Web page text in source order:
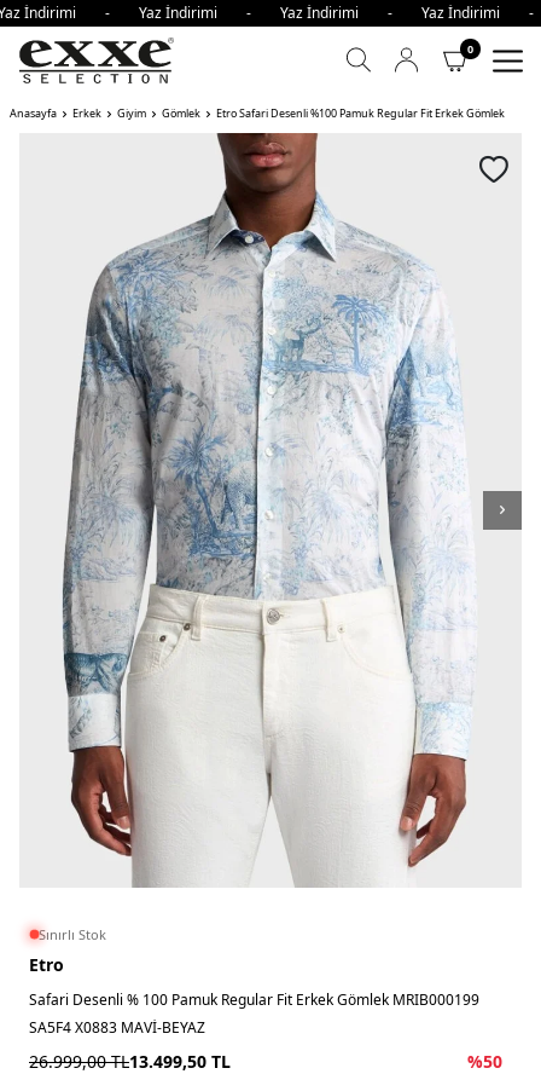
İndirimi - Yaz İndirimi - Yaz İndirimi - Yaz
0
Anasayfa Erkek Giyim Gömlek Etro Safari Desenli %100 Pamuk Regular Fit Erkek Gömlek
Sınırlı Stok
Etro
Safari Desenli % 100 Pamuk Regular Fit Erkek Gömlek MRIB000199
SA5F4 X0883 MAVİ-BEYAZ
26.999,00TL13.499,50 TL %50